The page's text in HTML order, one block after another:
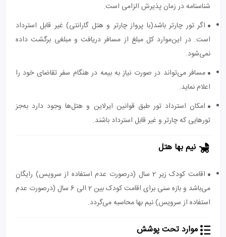
شناسنامه در زمان پذیرش الزامی است.
اگر تور چارتر باشد(با پرواز چارتر و هتل گارانتی) غیر قابل استرداد
است. در این‌موارد کل مبلغ از مسافر دریافت و مبلغی برگشت داده
نمی‌شود.
مسافر می‌تواند در صورت نیاز به بیمه در هنگام سفر تقاضای خود را
اعلام نماید.
امکان استرداد تور طبق قوانین ایرلاین و هتل‌ها وجود دارد به‌جز
تورهایی که چارتر و غیر قابل استرداد باشند.
نیم بها هتل
اقامت کودک زیر 2 سال (درصورت عدم استفاده از سرویس) رایگان
می‌باشد و بازه سنی برای اقامت کودک بین 2 الی 6 سال (درصورت عدم
استفاده از سرویس) نیم بها محاسبه می‌گردد.
موارد تحت پوشش